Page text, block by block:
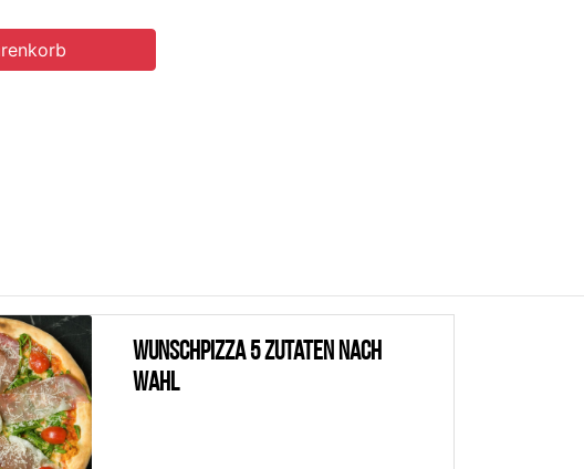
Wunschpizza 5 Zutaten nach
Wahl